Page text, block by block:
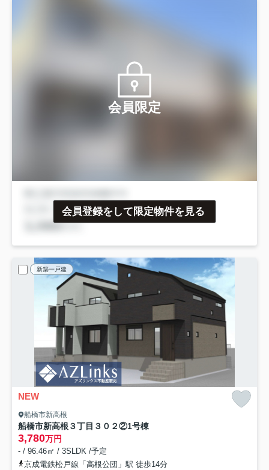
会員限定
会員登録をして限定物件を見る
新築一戸建
NEW
船橋市新高根
船橋市新高根３丁目３０２②1号棟
3,780万円
- / 96.46㎡ / 3SLDK /予定
京成電鉄松戸線「高根公団」駅 徒歩14分